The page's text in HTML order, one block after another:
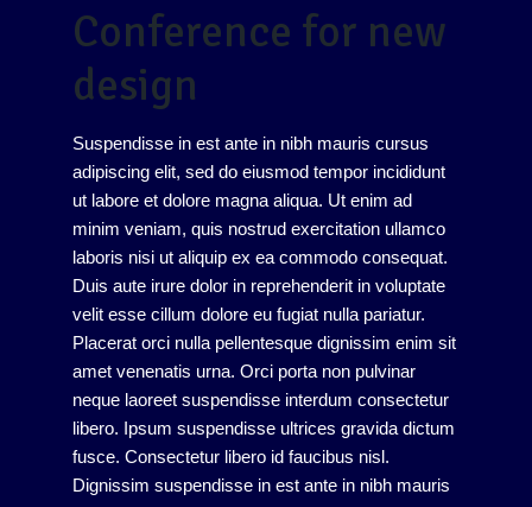
Conference for new
design
Suspendisse in est ante in nibh mauris cursus
adipiscing elit, sed do eiusmod tempor incididunt
ut labore et dolore magna aliqua. Ut enim ad
minim veniam, quis nostrud exercitation ullamco
laboris nisi ut aliquip ex ea commodo consequat.
Duis aute irure dolor in reprehenderit in voluptate
velit esse cillum dolore eu fugiat nulla pariatur.
Placerat orci nulla pellentesque dignissim enim sit
amet venenatis urna. Orci porta non pulvinar
neque laoreet suspendisse interdum consectetur
libero. Ipsum suspendisse ultrices gravida dictum
fusce. Consectetur libero id faucibus nisl.
Dignissim suspendisse in est ante in nibh mauris